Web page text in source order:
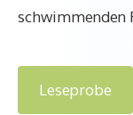
schwimmenden
Leseprobe